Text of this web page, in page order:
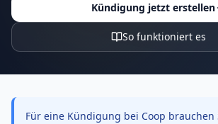
Kündigung jetzt erstellen
So funktioniert es
Für eine Kündigung bei Coop brauchen